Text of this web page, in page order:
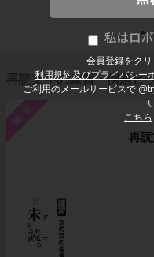
会員登録をクリ
利用規約及びプライバシー
ご利用のメールサービスで
こちら
再読文字の練習・例題ピ
練習
再